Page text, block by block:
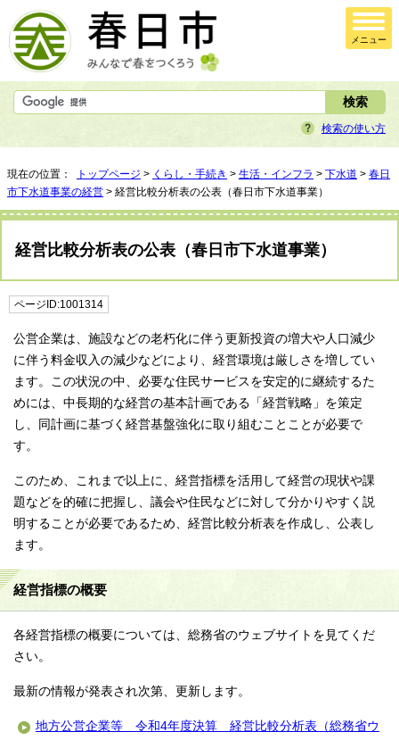
メニュー
検索の使い方
現在の位置： トップページ > くらし・手続き > 生活・インフラ > 下水道 > 春日
市下水道事業の経営 > 経営比較分析表の公表（春日市下水道事業）
経営比較分析表の公表（春日市下水道事業）
ページID:1001314
公営企業は、施設などの老朽化に伴う更新投資の増大や人口減少
に伴う料金収入の減少などにより、経営環境は厳しさを増してい
ます。この状況の中、必要な住民サービスを安定的に継続するた
めには、中長期的な経営の基本計画である「経営戦略」を策定
し、同計画に基づく経営基盤強化に取り組むことことが必要で
す。
このため、これまで以上に、経営指標を活用して経営の現状や課
題などを的確に把握し、議会や住民などに対して分かりやすく説
明することが必要であるため、経営比較分析表を作成し、公表し
ます。
経営指標の概要
各経営指標の概要については、総務省のウェブサイトを見てくだ
さい。
最新の情報が発表され次第、更新します。
地方公営企業等 令和4年度決算 経営比較分析表（総務省ウ